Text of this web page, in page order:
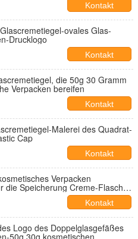
Kontakt
ovales Glas-
Drucklogo
Kontakt
die 50g 30 Gramm
Verpacken bereifen
Kontakt
Malerei des Quadrat-
Cap
Kontakt
Verpacken
die Speicherung Creme-Flaschen
Kontakt
Logo des Doppelglasgefäßes
50g 30g kosmetischen